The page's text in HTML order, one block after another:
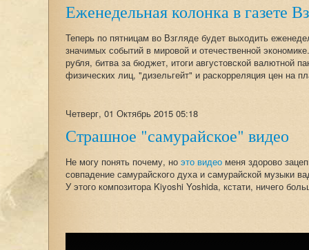
Еженедельная колонка в газете
Теперь по пятницам во Взгляде будет выходить
значимых событий в мировой и отечественной
рубля, битва за бюджет, итоги августовской валютной
физических лиц, "дизельгейт" и раскорреляция цен на
Четверг, 01 Октябрь 2015 05:18
Страшное "самурайское" видео
Не могу понять почему, но это видео меня здорово
совпадение самурайского духа и самурайской музыки
У этого композитора Kiyoshi Yoshida, кстати, ничего